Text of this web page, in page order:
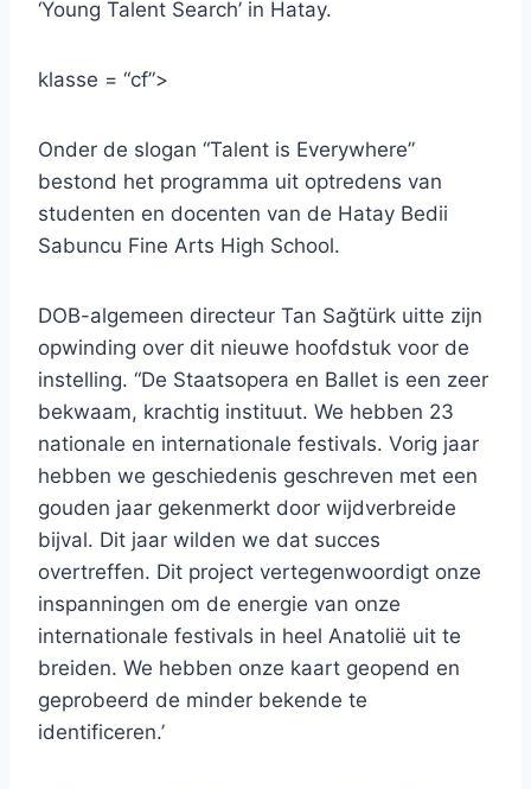
‘Young Talent Search’ in Hatay.
klasse = “cf”>
Onder de slogan “Talent is Everywhere”
bestond het programma uit optredens van
studenten en docenten van de Hatay Bedii
Sabuncu Fine Arts High School.
DOB-algemeen directeur Tan Sağtürk uitte zijn
opwinding over dit nieuwe hoofdstuk voor de
instelling. “De Staatsopera en Ballet is een zeer
bekwaam, krachtig instituut. We hebben 23
nationale en internationale festivals. Vorig jaar
hebben we geschiedenis geschreven met een
gouden jaar gekenmerkt door wijdverbreide
bijval. Dit jaar wilden we dat succes
overtreffen. Dit project vertegenwoordigt onze
inspanningen om de energie van onze
internationale festivals in heel Anatolië uit te
breiden. We hebben onze kaart geopend en
geprobeerd de minder bekende te
identificeren.’